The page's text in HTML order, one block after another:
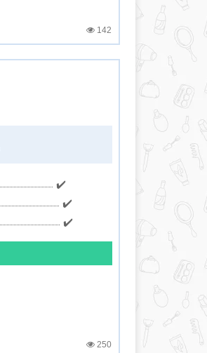
142
✔️
✔️
✔️
250